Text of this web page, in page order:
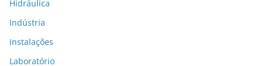
Hidráulica
Indústria
Instalações
Laboratório